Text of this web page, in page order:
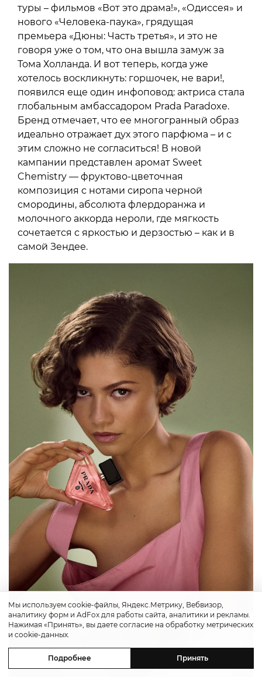
туры – фильмов «Вот это драма!», «Одиссея» и
нового «Человека-паука», грядущая
премьера «Дюны: Часть третья», и это не
говоря уже о том, что она вышла замуж за
Тома Холланда. И вот теперь, когда уже
хотелось воскликнуть: горшочек, не вари!,
появился еще один инфоповод: актриса стала
глобальным амбассадором Prada Paradoxe.
Бренд отмечает, что ее многогранный образ
идеально отражает дух этого парфюма – и с
этим сложно не согласиться! В новой
кампании представлен аромат Sweet
Chemistry — фруктово-цветочная
композиция с нотами сиропа черной
смородины, абсолюта флердоранжа и
молочного аккорда нероли, где мягкость
сочетается с яркостью и дерзостью – как и в
самой Зендее.
Мы используем cookie-файлы, Яндекс.Метрику, Вебвизор,
аналитику форм и AdFox для работы сайта, аналитики и рекламы.
Нажимая «Принять», вы даете согласие на обработку метрических
и cookie-данных.
Подробнее Принять